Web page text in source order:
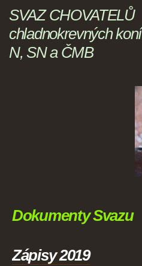
SVAZ CHOVATELŮ
chladnokrevných koní
N, SN a ČMB
Dokumenty Svazu
Zápisy 2019